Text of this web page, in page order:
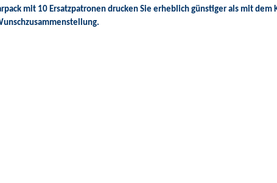
mit 10 Ersatzpatronen drucken Sie erheblich günstiger als mit dem